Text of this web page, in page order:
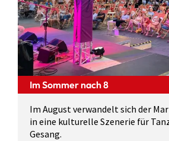
Im Sommer nach 8
Im August verwandelt sich der
in eine kulturelle Szenerie für
Gesang.